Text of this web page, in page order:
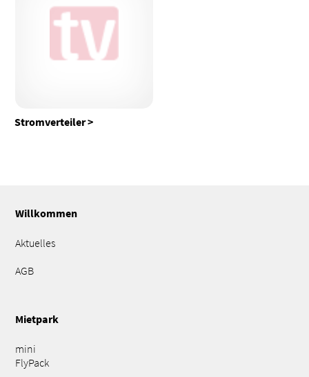
Stromverteiler
Willkommen
Aktuelles
AGB
Mietpark
mini
FlyPack